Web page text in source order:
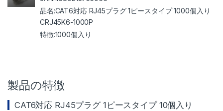
CAT6対応 RJ45プラグ 1ピースタイプ 1000個入り
CRJ45K6-1000P
1000個入り
製品の特徴
CAT6対応 RJ45プラグ 1ピースタイプ 10個入り